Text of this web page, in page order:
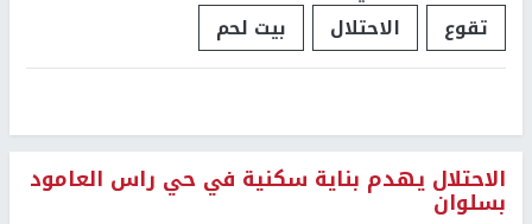
تقوع
الاحتلال بيت لحم
الاحتلال يهدم بناية سكنية في حي راس العامود
بسلوان